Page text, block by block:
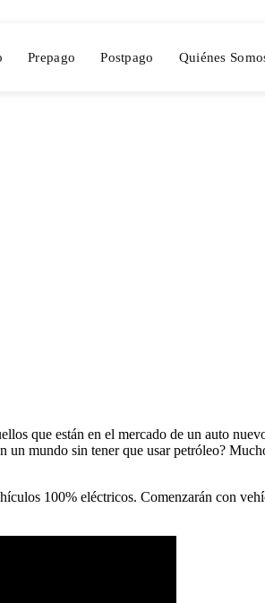
Prepago Postpago Quiénes
que están en el mercado de un auto
mundo sin tener que usar petróleo?
100% eléctricos. Comenzarán con